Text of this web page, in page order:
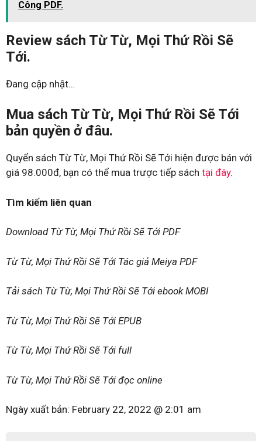
Công PDF.
Review sách Từ Từ, Mọi Thứ Rồi Sẽ
Tới.
Đang cập nhật…
Mua sách Từ Từ, Mọi Thứ Rồi Sẽ Tới
bản quyền ở đâu.
Quyển sách Từ Từ, Mọi Thứ Rồi Sẽ Tới hiện được bán với
giá 98.000đ, bạn có thể mua trược tiếp sách tại đây.
Tìm kiếm liên quan
Download Từ Từ, Mọi Thứ Rồi Sẽ Tới PDF
Từ Từ, Mọi Thứ Rồi Sẽ Tới Tác giả Meiya PDF
Tải sách Từ Từ, Mọi Thứ Rồi Sẽ Tới ebook MOBI
Từ Từ, Mọi Thứ Rồi Sẽ Tới EPUB
Từ Từ, Mọi Thứ Rồi Sẽ Tới full
Từ Từ, Mọi Thứ Rồi Sẽ Tới đọc online
Ngày xuất bản: February 22, 2022 @ 2:01 am